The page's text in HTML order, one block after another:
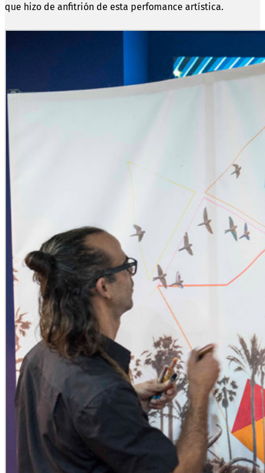
que hizo de anfitrión de esta perfomance artística.